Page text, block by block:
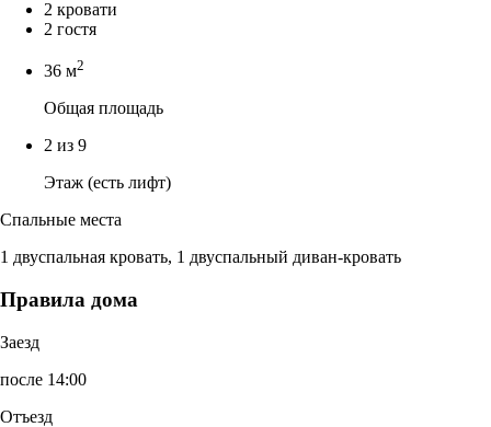
2 кровати
2 гостя
36 м2
Общая площадь
2 из 9
Этаж (есть лифт)
Спальные места
1 двуспальная кровать, 1 двуспальный диван-кровать
Правила дома
Заезд
после 14:00
Отъезд